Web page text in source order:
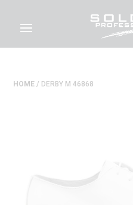
HOME/ DERBY M 46868